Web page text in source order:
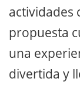
actividades
propuesta
una
divertida y